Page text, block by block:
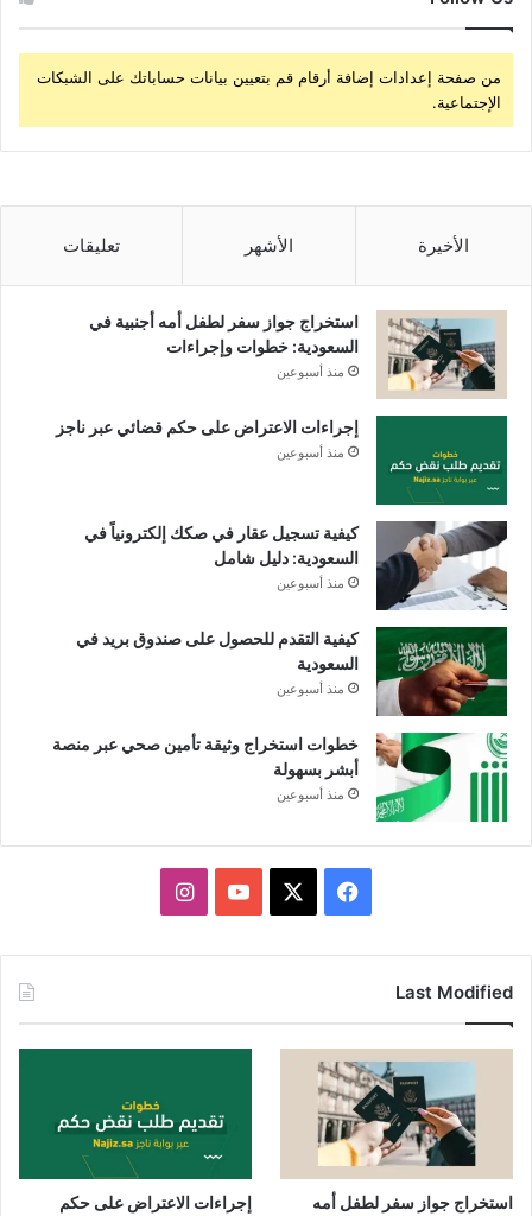
من صفحة إعدادات إضافة أرقام قم بتعيين بيانات حساباتك على الشبكات
الإجتماعية.
الأخيرة الأشهر تعليقات
استخراج جواز سفر لطفل أمه أجنبية في
السعودية: خطوات وإجراءات
منذ أسبوعين
إجراءات الاعتراض على حكم قضائي عبر ناجز
منذ أسبوعين
كيفية تسجيل عقار في صكك إلكترونياً في
السعودية: دليل شامل
منذ أسبوعين
كيفية التقدم للحصول على صندوق بريد في
السعودية
منذ أسبوعين
خطوات استخراج وثيقة تأمين صحي عبر منصة
أبشر بسهولة
منذ أسبوعين
فيسبوك يوتيوبانستقرام
Last Modified
استخراج جواز سفر لطفل أمه
إجراءات الاعتراض على حكم